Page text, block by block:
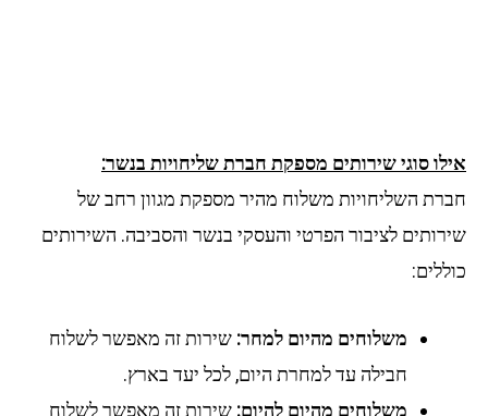
אילו סוגי שירותים מספקת חברת שליחויות בנשר:
חברת השליחויות משלוח מהיר מספקת מגוון רחב של
שירותים לציבור הפרטי והעסקי בנשר והסביבה. השירותים
כוללים:
משלוחים מהיום למחר: שירות זה מאפשר לשלוח
חבילה עד למחרת היום, לכל יעד בארץ.
משלוחים מהיום להיום: שירות זה מאפשר לשלוח